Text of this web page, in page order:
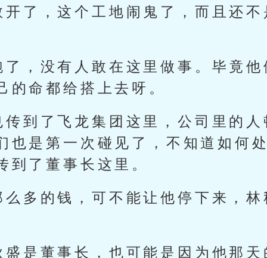
开了，这个工地闹鬼了，而且还
了，没有人敢在这里做事。毕竟
的命都给搭上去呀。
传到了飞龙集团这里，公司里的
也是第一次碰见了，不知道如何
到了董事长这里。
么多的钱，可不能让他停下来，
盛是董事长，也可能是因为他那